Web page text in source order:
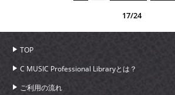
17/24
TOP
C MUSIC Professional Libraryとは？
ご利用の流れ